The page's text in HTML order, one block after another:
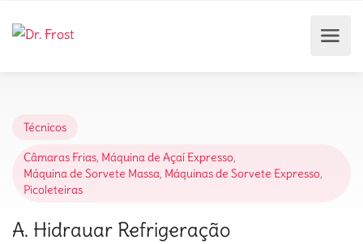
Técnicos
Câmaras Frias, Máquina de Açaí Expresso,
Máquina de Sorvete Massa, Máquinas de Sorvete Expresso,
Picoleteiras
A. Hidrauar Refrigeração